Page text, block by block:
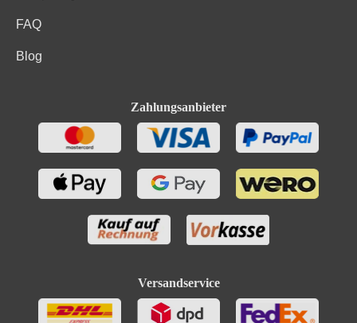
FAQ
Blog
Zahlungsanbieter
Versandservice